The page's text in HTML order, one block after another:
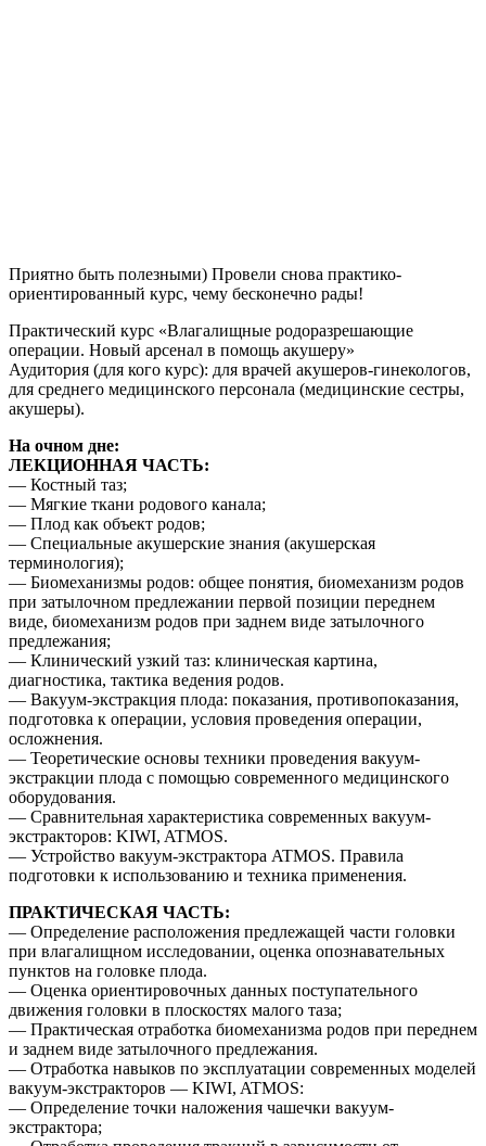
Приятно быть полезными) Провели снова практико-
ориентированный курс, чему бесконечно рады!
Практический курс «Влагалищные родоразрешающие
операции. Новый арсенал в помощь акушеру»
Аудитория (для кого курс): для врачей акушеров-гинекологов,
для среднего медицинского персонала (медицинские сестры,
акушеры).
На очном дне:
ЛЕКЦИОННАЯ ЧАСТЬ:
— Костный таз;
— Мягкие ткани родового канала;
— Плод как объект родов;
— Специальные акушерские знания (акушерская
терминология);
— Биомеханизмы родов: общее понятия, биомеханизм родов
при затылочном предлежании первой позиции переднем
виде, биомеханизм родов при заднем виде затылочного
предлежания;
— Клинический узкий таз: клиническая картина,
диагностика, тактика ведения родов.
— Вакуум-экстракция плода: показания, противопоказания,
подготовка к операции, условия проведения операции,
осложнения.
— Теоретические основы техники проведения вакуум-
экстракции плода с помощью современного медицинского
оборудования.
— Сравнительная характеристика современных вакуум-
экстракторов: KIWI, ATMOS.
— Устройство вакуум-экстрактора ATMOS. Правила
подготовки к использованию и техника применения.
ПРАКТИЧЕСКАЯ ЧАСТЬ:
— Определение расположения предлежащей части головки
при влагалищном исследовании, оценка опознавательных
пунктов на головке плода.
— Оценка ориентировочных данных поступательного
движения головки в плоскостях малого таза;
— Практическая отработка биомеханизма родов при переднем
и заднем виде затылочного предлежания.
— Отработка навыков по эксплуатации современных моделей
вакуум-экстракторов — KIWI, ATMOS:
— Определение точки наложения чашечки вакуум-
экстрактора;